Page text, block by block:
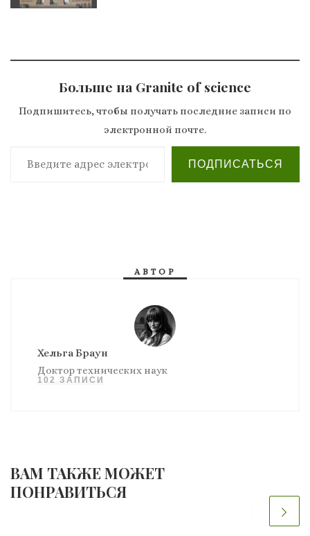
Больше на Granite of science
Подпишитесь, чтобы получать последние записи по
электронной почте.
Введите адрес электронной почты…
ПОДПИСАТЬСЯ
АВТОР
Хельга Браун
Доктор технических наук
102 ЗАПИСИ
ВАМ ТАКЖЕ МОЖЕТ
ПОНРАВИТЬСЯ